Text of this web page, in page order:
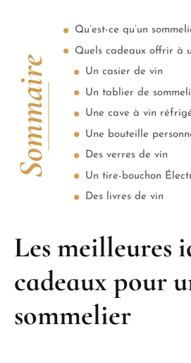
Sommaire
Qu’est-ce qu’un
Quels cadeaux offrir à
Un casier de vin
Un tablier de
Une cave à vin
Une bouteille
Des verres de vin
Un tire-bouchon
Des livres de vin
Les meilleures
cadeaux pour
sommelier